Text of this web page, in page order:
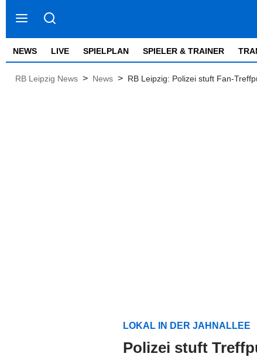
NEWS LIVE SPIELPLAN SPIELER & TRAINER
RB Leipzig News > News > RB Leipzig: Polizei stuft Fan-
LOKAL IN DER JAHNALLEE
Polizei stuft